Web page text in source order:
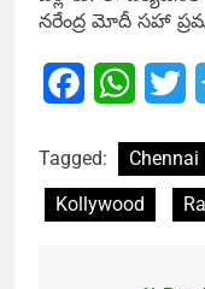
నరేంద్ర మోదీ సహా
Facebook
Tagged: Chennai
Kollywood